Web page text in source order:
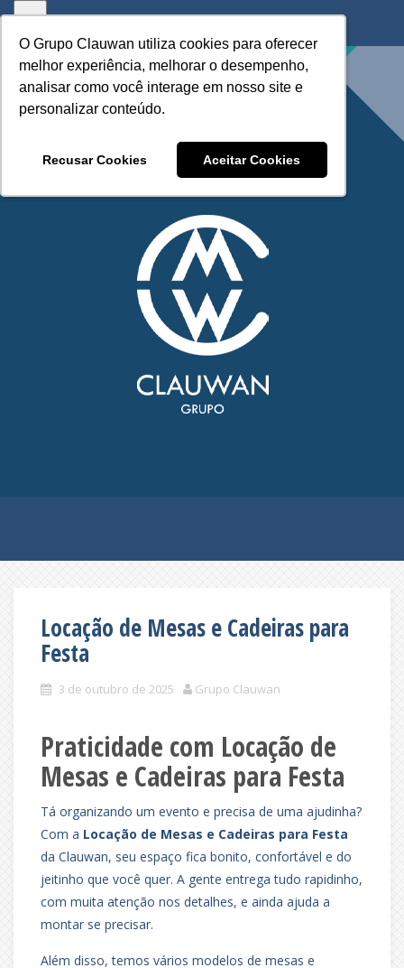
O Grupo Clauwan utiliza cookies para oferecer
melhor experiência, melhorar o desempenho,
analisar como você interage em nosso site e
personalizar conteúdo.
Recusar Cookies Aceitar Cookies
O Grupo Clauwan utiliza cookies para oferecer
melhor experiência, melhorar o desempenho,
analisar como você interage em nosso site e
personalizar conteúdo.
Recusar Cookies Aceitar Cookies
Skip
content
Locação de Mesas e Cadeiras para
Festa
3 de outubro de 2025 Grupo Clauwan
Praticidade com Locação de
Mesas e Cadeiras para Festa
Tá organizando um evento e precisa de uma ajudinha?
Com a Locação de Mesas e Cadeiras para Festa
da Clauwan, seu espaço fica bonito, confortável e do
jeitinho que você quer. A gente entrega tudo rapidinho,
com muita atenção nos detalhes, e ainda ajuda a
montar se precisar.
Além disso, temos vários modelos de mesas e